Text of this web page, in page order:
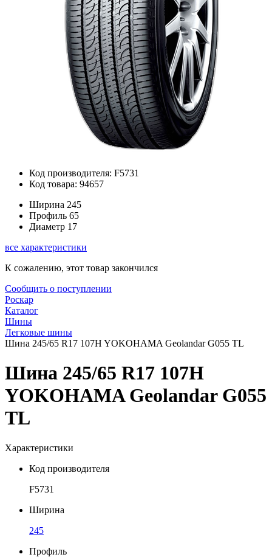
Код производителя: F5731
Код товара: 94657
Ширина 245
Профиль 65
Диаметр 17
все характеристики
К сожалению, этот товар закончился
Сообщить о поступлении
Роскар
Каталог
Шины
Легковые шины
Шина 245/65 R17 107H YOKOHAMA Geolandar G055 TL
Шина 245/65 R17 107H
YOKOHAMA Geolandar G055
TL
Характеристики
Код производителя
F5731
Ширина
245
Профиль